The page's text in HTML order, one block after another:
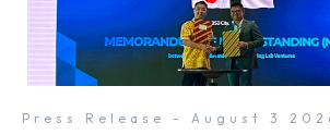
lanskap tropis rimbun di BSD City yang
dikenal sebagai Green Pathway.
merupakan bagian dari upaya
Press Release - August 3